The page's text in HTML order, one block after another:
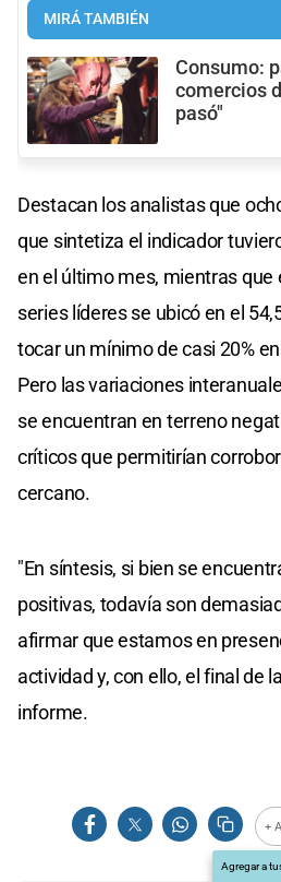
MIRÁ TAMBIÉN
Consumo:
comercios
pasó"
Destacan los analistas que
que sintetiza el indicador
en el último mes, mientras que
series líderes se ubicó en el
tocar un mínimo de casi 20%
Pero las variaciones
se encuentran en terreno
críticos que permitirían
cercano.
"En síntesis, si bien se
positivas, todavía son
afirmar que estamos en
actividad y, con ello, el final de
informe.
+
Agregar a